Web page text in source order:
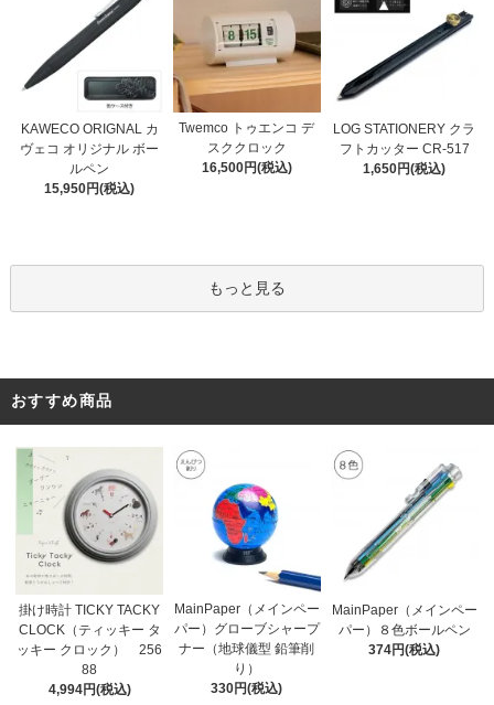
KAWECO ORIGNAL カ
ヴェコ オリジナル ボー
ルペン
15,950円(税込)
Twemco トゥエンコ デ
スククロック
16,500円(税込)
LOG STATIONERY クラ
フトカッター CR-517
1,650円(税込)
もっと見る
おすすめ商品
掛け時計 TICKY TACKY
CLOCK（ティッキー タ
ッキー クロック） 256
88
4,994円(税込)
MainPaper（メインペー
パー）グローブシャープ
ナー（地球儀型 鉛筆削
り）
330円(税込)
MainPaper（メインペー
パー）８色ボールペン
374円(税込)